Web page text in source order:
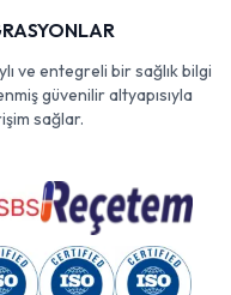
ve entegreli bir sağlık bilgi
güvenilir altyapısıyla
sağlar.